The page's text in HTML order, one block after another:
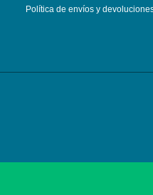
Política de envíos y